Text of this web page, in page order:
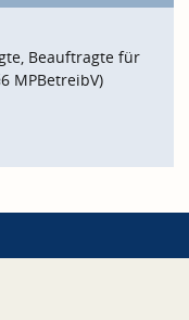
Beauftragte für
MPBetreibV)